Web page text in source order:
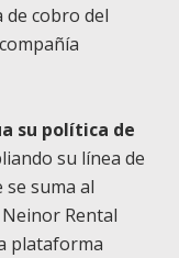
cobro del
su política de
su línea de
suma al
Rental
plataforma